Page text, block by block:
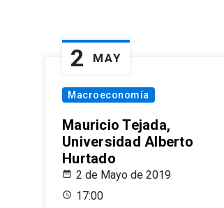
2 MAY
Macroeconomía
Mauricio Tejada,
Universidad Alberto
Hurtado
2 de Mayo de 2019
17:00